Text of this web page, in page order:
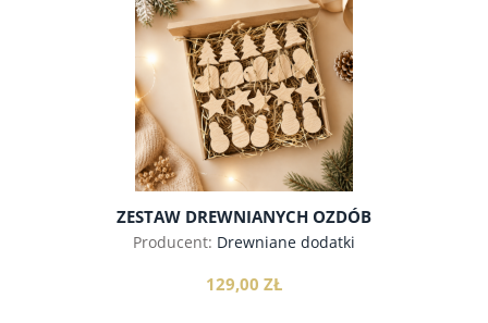
do koszyka
ZESTAW DREWNIANYCH OZDÓB
CHOINKOWYCH, 20SZT.
Producent: Drewniane dodatki
129,00 ZŁ